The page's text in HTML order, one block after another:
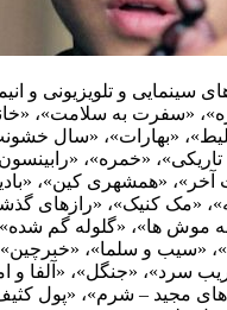
سینمایی و تلویزیونی و
«سفرت به سلامت»،
«بهارات»، «سال
«خمره»،
«همشهری کین»،
«مک کنیک»، «رازهای
موش ها»، «گلوله گم
«سیب و سلما»،
مجید – شرم»، «پول